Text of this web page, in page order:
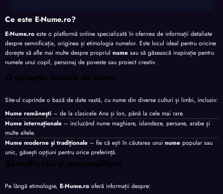
Ce este E-Nume.ro?
E-Nume.ro este o platformă online specializată în oferirea de informații detaliate
despre semnificația, originea și etimologia numelor. Este locul ideal pentru oricine
dorește să afle mai multe despre propriul nume sau să găsească inspirație pentru
numele unui copil, personaj de poveste sau proiect creativ.
O colecție variată de nume
Site-ul cuprinde o bază de date vastă, cu nume din diverse culturi și limbi, inclusiv:
Nume românești – de la clasicele Ana și Ion, până la cele mai rare.
Nume internaționale – incluzând nume maghiare, islandeze, persane, arabe și
multe altele.
Nume moderne și tradiționale – fie că ești în căutarea unui nume popular sau
unic, găsești opțiuni pentru orice preferință.
Semnificație și personalitate
Pe lângă etimologie, E-Nume.ro oferă informații despre: